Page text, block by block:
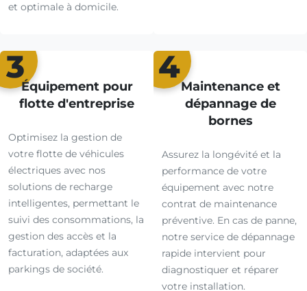
et optimale à domicile.
3
Équipement pour
flotte d'entreprise
Optimisez la gestion de
votre flotte de véhicules
électriques avec nos
solutions de recharge
intelligentes, permettant le
suivi des consommations, la
gestion des accès et la
facturation, adaptées aux
parkings de société.
4
Maintenance et
dépannage de
bornes
Assurez la longévité et la
performance de votre
équipement avec notre
contrat de maintenance
préventive. En cas de panne,
notre service de dépannage
rapide intervient pour
diagnostiquer et réparer
votre installation.